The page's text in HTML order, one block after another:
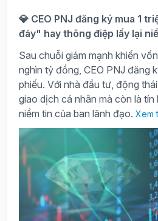
💎 CEO PNJ đăng ký mua 1
đáy" hay thông điệp lấy lại
Sau chuỗi giảm mạnh khiến
nghìn tỷ đồng, CEO PNJ đăng
phiếu. Với nhà đầu tư, động
giao dịch cá nhân mà còn là
niềm tin của ban lãnh đạo. Xem